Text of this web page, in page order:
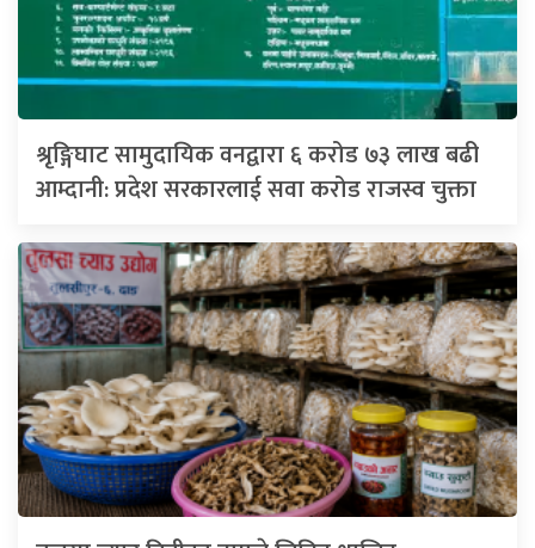
श्रृङ्गिघाट सामुदायिक वनद्वारा ६ करोड ७३ लाख बढी
आम्दानी: प्रदेश सरकारलाई सवा करोड राजस्व चुक्ता